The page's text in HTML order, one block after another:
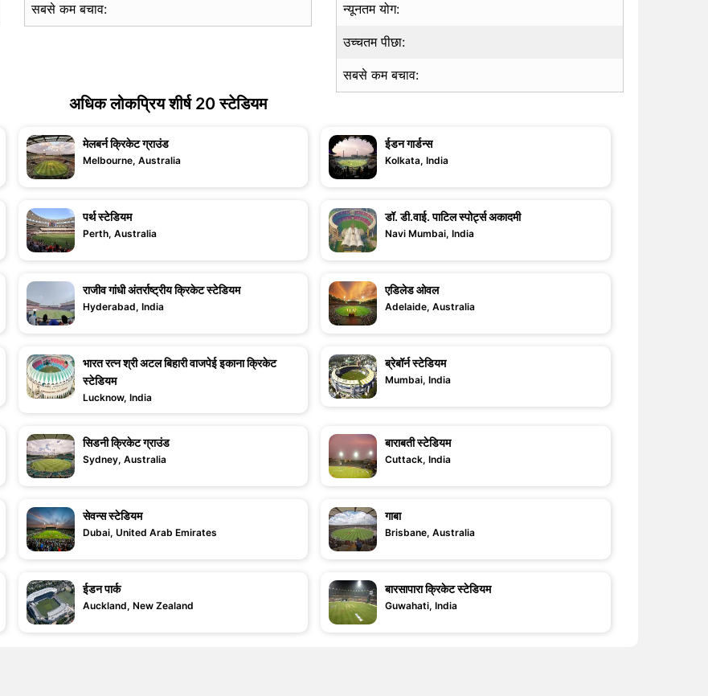
सबसे कम बचाव: न्यूनतम योग:
उच्चतम पीछा:
सबसे कम बचाव:
अधिक लोकप्रिय शीर्ष 20 स्टेडियम
मेलबर्न क्रिकेट ग्राउंड
Melbourne, Australia
ईडन गार्डन्स
Kolkata, India
पर्थ स्टेडियम
Perth, Australia
डॉ. डी.वाई. पाटिल स्पोर्ट्स अकादमी
Navi Mumbai, India
राजीव गांधी अंतर्राष्ट्रीय क्रिकेट स्टेडियम
Hyderabad, India
एडिलेड ओवल
Adelaide, Australia
भारत रत्न श्री अटल बिहारी वाजपेई इकाना क्रिकेट
स्टेडियम
Lucknow, India
ब्रेबॉर्न स्टेडियम
Mumbai, India
सिडनी क्रिकेट ग्राउंड
Sydney, Australia
बाराबती स्टेडियम
Cuttack, India
सेवन्स स्टेडियम
Dubai, United Arab Emirates
गाबा
Brisbane, Australia
ईडन पार्क
Auckland, New Zealand
बारसापारा क्रिकेट स्टेडियम
Guwahati, India